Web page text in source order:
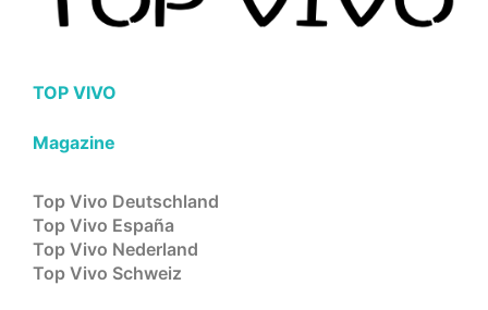
TOP VIVO
Magazine
Top Vivo Deutschland
Top Vivo España
Top Vivo Nederland
Top Vivo Schweiz